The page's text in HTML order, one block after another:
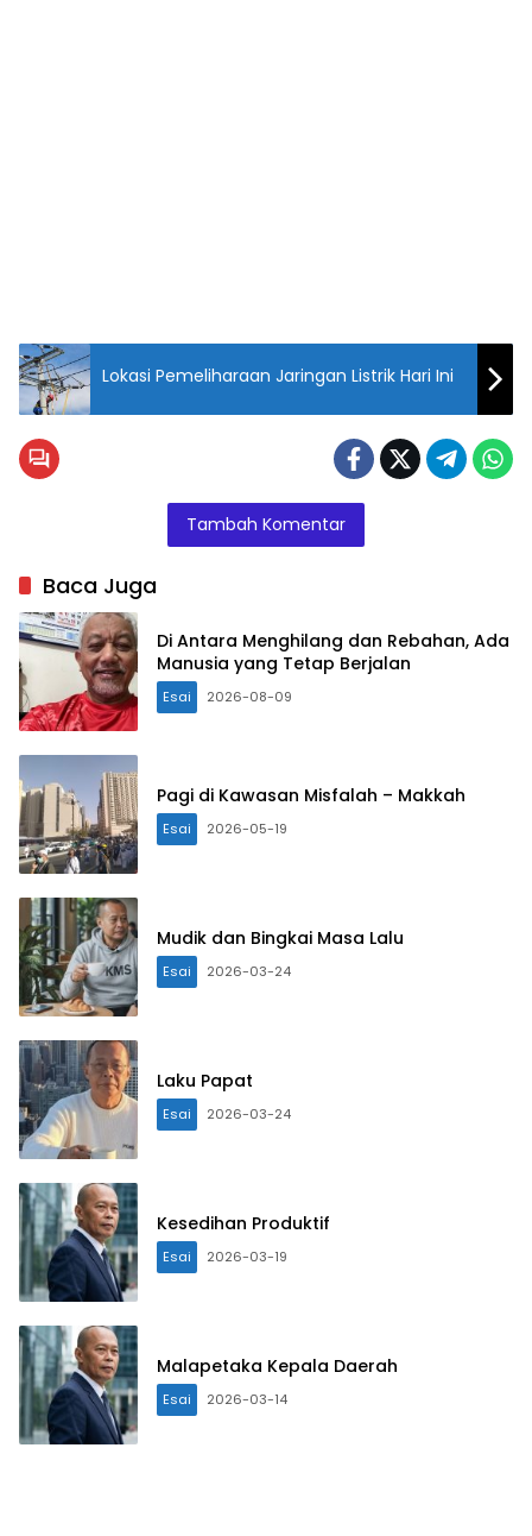
Lokasi Pemeliharaan Jaringan Listrik Hari Ini
Tambah Komentar
Baca Juga
Di Antara Menghilang dan Rebahan, Ada
Manusia yang Tetap Berjalan
Esai 2026-08-09
Pagi di Kawasan Misfalah – Makkah
Esai 2026-05-19
Mudik dan Bingkai Masa Lalu
Esai 2026-03-24
Laku Papat
Esai 2026-03-24
Kesedihan Produktif
Esai 2026-03-19
Malapetaka Kepala Daerah
Esai 2026-03-14